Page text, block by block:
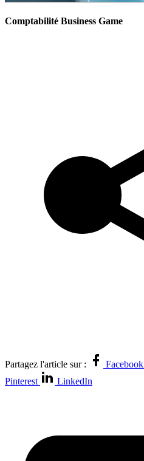
Comptabilité Business Game
Partagez l'article sur : Facebook
Pinterest
LinkedIn